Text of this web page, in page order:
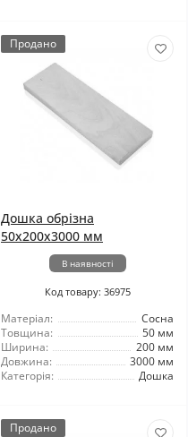
Продано
Дошка обрізна
50x200x3000 мм
В наявності
Код товару: 36975
Матеріал:
Сосна
Товщина:
50 мм
Ширина:
200 мм
Довжина:
3000 мм
Категорія:
Дошка
Продано